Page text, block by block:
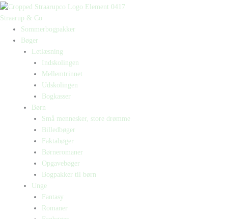
Straarup & Co
Sommerbogpakker
Bøger
Letlæsning
Indskolingen
Mellemtrinnet
Udskolingen
Bogkasser
Børn
Små mennesker, store drømme
Billedbøger
Faktabøger
Børneromaner
Opgavebøger
Bogpakker til børn
Unge
Fantasy
Romaner